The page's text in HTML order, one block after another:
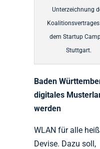
Unterzeichnung
dem Startup
Stuttgart.
Baden
digitales
werden
WLAN für alle
Devise. Dazu soll,